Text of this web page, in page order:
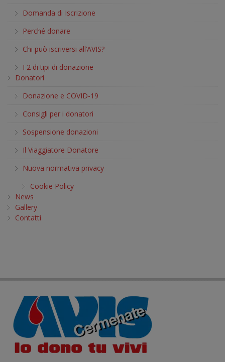
Domanda di Iscrizione
Perché donare
Chi può iscriversi all’AVIS?
I 2 di tipi di donazione
Donatori
Donazione e COVID-19
Consigli per i donatori
Sospensione donazioni
Il Viaggiatore Donatore
Nuova normativa privacy
Cookie Policy
News
Gallery
Contatti